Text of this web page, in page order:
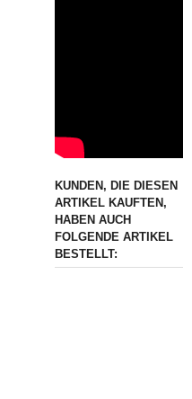
KUNDEN, DIE DIESEN
ARTIKEL KAUFTEN,
HABEN AUCH
FOLGENDE ARTIKEL
BESTELLT: